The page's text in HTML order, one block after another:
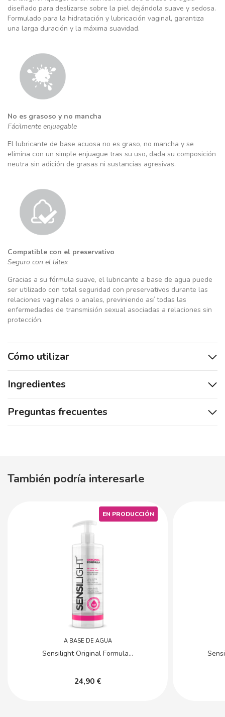
diseñado para deslizarse sobre la piel dejándola suave y sedosa.
Formulado para la hidratación y lubricación vaginal, garantiza
una larga duración y la máxima suavidad.
No es grasoso y no mancha
Fácilmente enjuagable
El lubricante de base acuosa no es graso, no mancha y se
elimina con un simple enjuague tras su uso, dada su composición
neutra sin adición de grasas ni sustancias agresivas.
Compatible con el preservativo
Seguro con el látex
Gracias a su fórmula suave, el lubricante a base de agua puede
ser utilizado con total seguridad con preservativos durante las
relaciones vaginales o anales, previniendo así todas las
enfermedades de transmisión sexual asociadas a relaciones sin
protección.
Cómo utilizar
Ingredientes
Preguntas frecuentes
También podría interesarle
A BASE DE AGUA
Sensilight Original Formula...
24,90 €
EN PRODUCCIÓN